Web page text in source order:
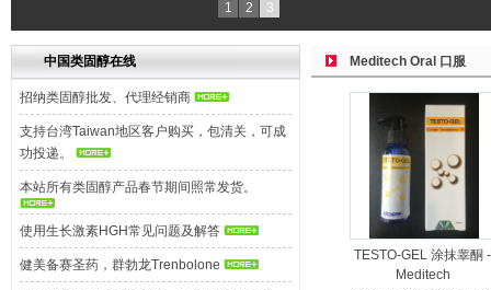
1 2 3
中国类固醇在线
招纳类固醇批发、代理经销商
支持台湾Taiwan地区客户购买，包清关，可成
功投递。
本站所有类固醇产品春节期间照常发货。
使用生长激素HGH常见问题及解答
健美备赛圣药，群勃龙Trenbolone
Meditech Oral 口服
TESTO-GEL 涂抹睾酮 -
Meditech